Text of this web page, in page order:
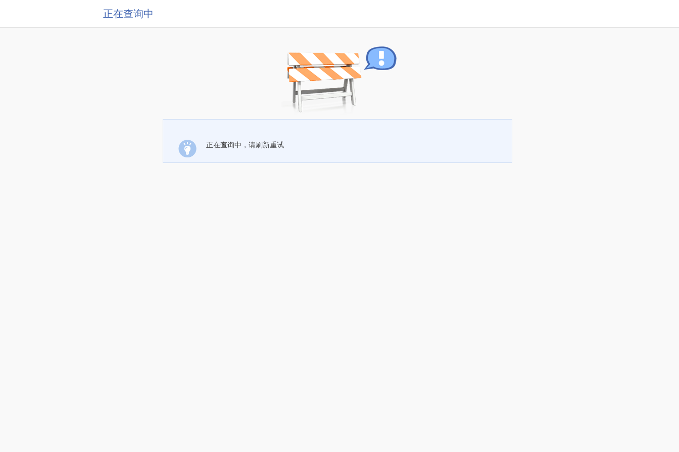
正在查询中
正在查询中，请刷新重试